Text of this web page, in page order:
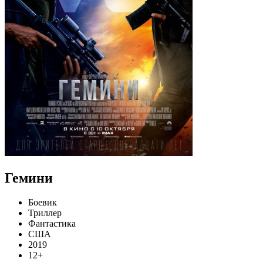
Гемини
Боевик
Триллер
Фантастика
США
2019
12+